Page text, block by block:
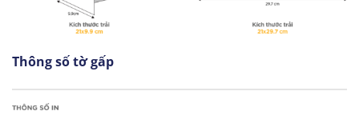
Thông số tờ gấp